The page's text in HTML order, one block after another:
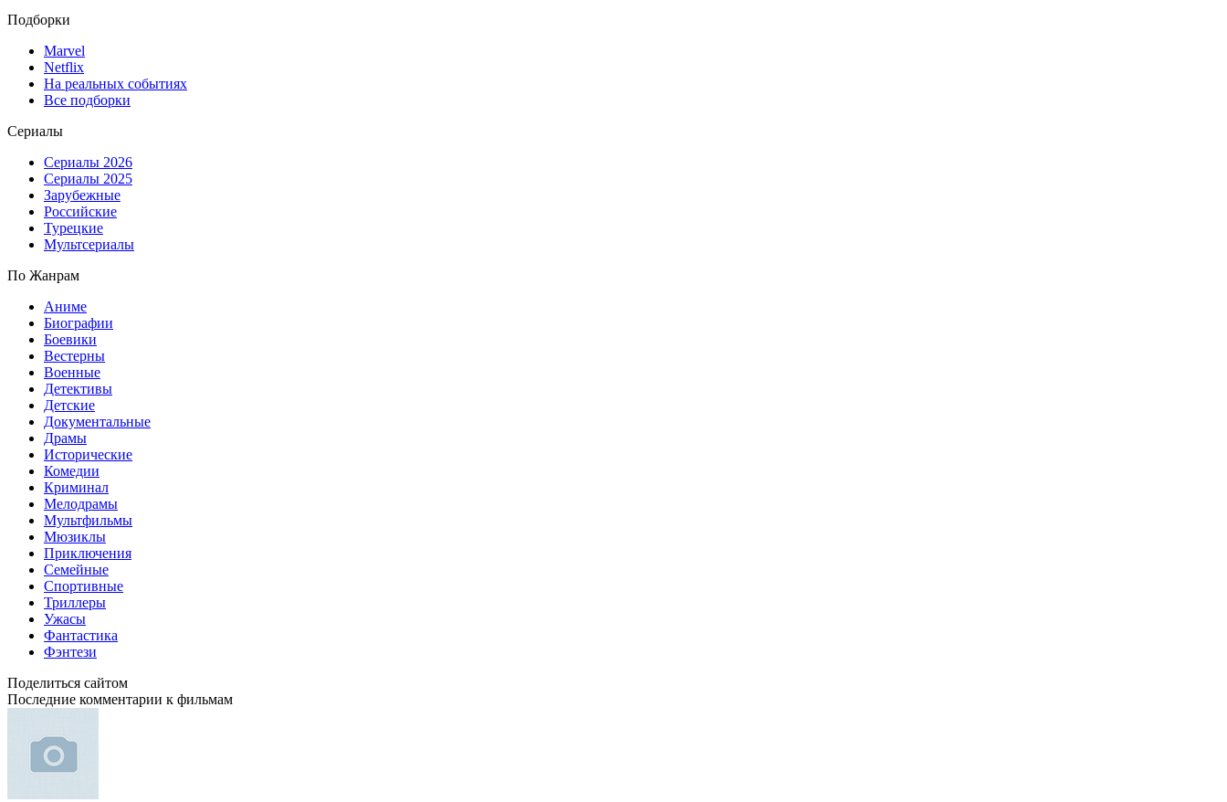
Подборки
Marvel
Netflix
На реальных событиях
Все подборки
Сериалы
Сериалы 2026
Сериалы 2025
Зарубежные
Российские
Турецкие
Мультсериалы
По Жанрам
Аниме
Биографии
Боевики
Вестерны
Военные
Детективы
Детские
Документальные
Драмы
Исторические
Комедии
Криминал
Мелодрамы
Мультфильмы
Мюзиклы
Приключения
Семейные
Спортивные
Триллеры
Ужасы
Фантастика
Фэнтези
Поделиться сайтом
Последние комментарии к фильмам